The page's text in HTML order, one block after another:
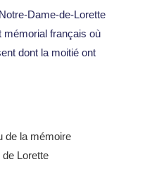
Dame-de-Lorette
mémorial français où
dont la moitié ont
de la mémoire
Lorette